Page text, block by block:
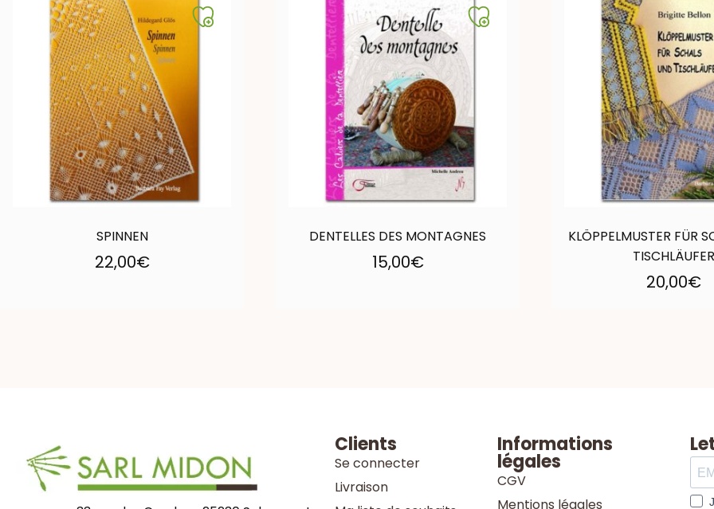
SPINNEN
22,00€
DENTELLES DES MONTAGNES
15,00€
KLÖPPELMUSTER FÜR
TISCHLÄUFER
20,00€
Clients
Se connecter
Livraison
Informations
légales
CGV
Mentions légales